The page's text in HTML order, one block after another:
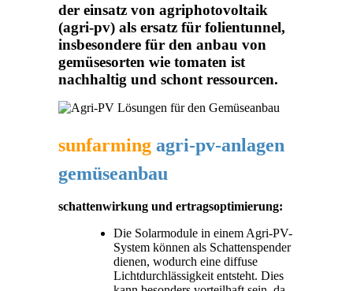
der einsatz von agriphotovoltaik
(agri-pv) als ersatz für folientunnel,
insbesondere für den anbau von
gemüsesorten wie tomaten ist
nachhaltig und schont ressourcen.
sunfarming agri-pv-anlagen
gemüseanbau
schattenwirkung und ertragsoptimierung:
Die Solarmodule in einem Agri-PV-
System können als Schattenspender
dienen, wodurch eine diffuse
Lichtdurchlässigkeit entsteht. Dies